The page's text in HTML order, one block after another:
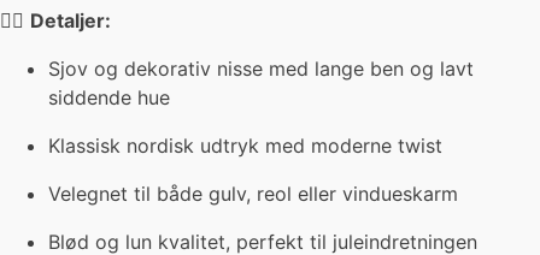
🧝‍♂️ Detaljer:
Sjov og dekorativ nisse med lange ben og lavt
siddende hue
Klassisk nordisk udtryk med moderne twist
Velegnet til både gulv, reol eller vindueskarm
Blød og lun kvalitet, perfekt til juleindretningen